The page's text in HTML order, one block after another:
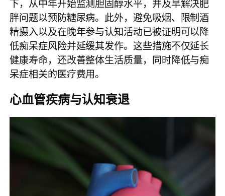
下，从中年开始监测胆固醇水平，并及早解决肥
胖问题以预防糖尿病。此外，避免吸烟、限制酒
精摄入以及在晚年参与认知活动已被证明可以降
低痴呆症风险并延缓其发作。这些措施不仅延长
健康寿命，还改善整体生活质量，同时降低与痴
呆症相关的医疗费用。
心血管疾病与认知衰退